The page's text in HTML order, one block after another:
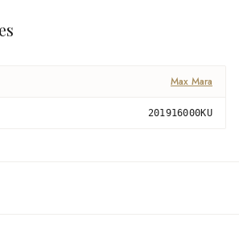
Max Mara
201916000KU